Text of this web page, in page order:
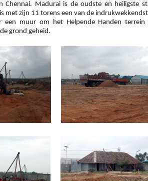
Chennai. Madurai is de oudste en heiligste
met zijn 11 torens een van de
een muur om het Helpende Handen
grond geheid.